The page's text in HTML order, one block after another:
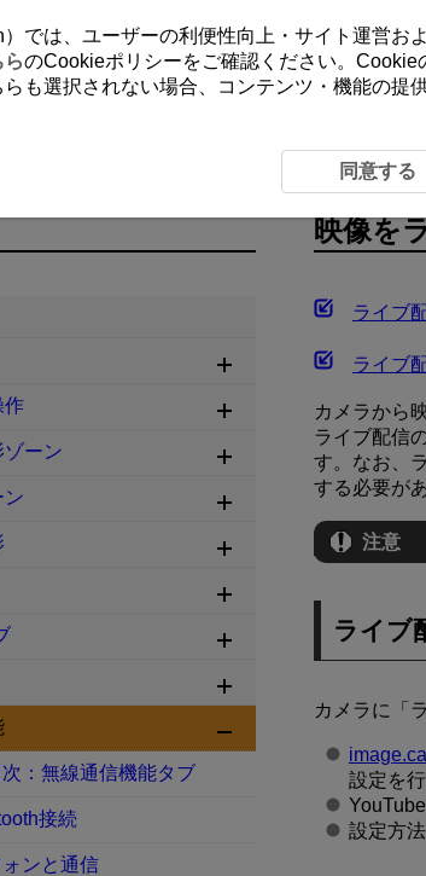
映像を
ライブ
ライブ
カメラから
ライブ配信
す。なお、
する必要が
注意
ライブ
カメラに「
設定を
設定方
作
ゾーン
ン
次：無線通信機能タブ
接続
ンと通信
では、ユーザーの利便性向上・サイト運営
らのCookieポリシーをご確認ください。Cookie
も選択されない場合、コンテンツ・機能の
同意する